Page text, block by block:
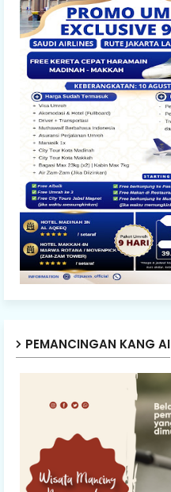
PEMANCINGAN KANG AI